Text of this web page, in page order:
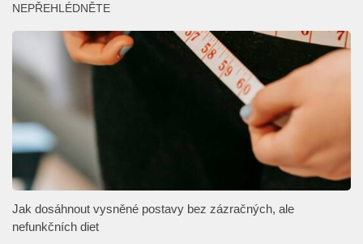
NEPŘEHLÉDNĚTE
Jak dosáhnout vysněné postavy bez zázračných, ale
nefunkčních diet